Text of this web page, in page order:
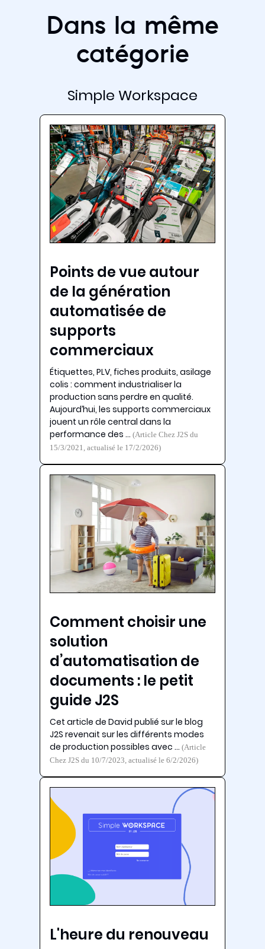
Dans la même
catégorie
Simple Workspace
Points de vue autour
de la génération
automatisée de
supports
commerciaux
Étiquettes, PLV, fiches produits, asilage
colis : comment industrialiser la
production sans perdre en qualité.
Aujourd’hui, les supports commerciaux
jouent un rôle central dans la
performance des …(Article Chez J2S du
15/3/2021, actualisé le 17/2/2026)
Comment choisir une
solution
d’automatisation de
documents : le petit
guide J2S
Cet article de David publié sur le blog
J2S revenait sur les différents modes
de production possibles avec … (Article
Chez J2S du 10/7/2023, actualisé le 6/2/2026)
L'heure du renouveau